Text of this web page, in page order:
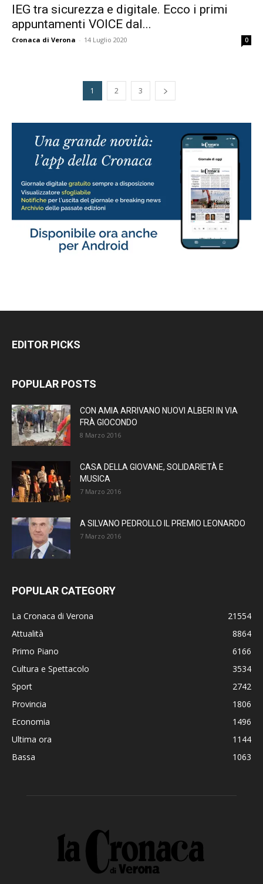
IEG tra sicurezza e digitale. Ecco i primi
appuntamenti VOICE dal...
Cronaca di Verona - 14 Luglio 2020 0
1 2 3
EDITOR PICKS
POPULAR POSTS
CON AMIA ARRIVANO NUOVI ALBERI IN VIA
FRÀ GIOCONDO
8 Marzo 2016
CASA DELLA GIOVANE, SOLIDARIETÀ E
MUSICA
7 Marzo 2016
A SILVANO PEDROLLO IL PREMIO LEONARDO
7 Marzo 2016
POPULAR CATEGORY
La Cronaca di Verona
21554
Attualità
8864
Primo Piano
6166
Cultura e Spettacolo
3534
Sport
2742
Provincia
1806
Economia
1496
Ultima ora
1144
Bassa
1063